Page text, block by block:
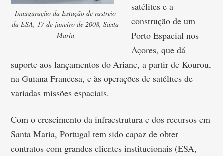
Inauguração da Estação de rastreio
da ESA, 17 de janeiro de 2008, Santa
Maria
satélites e a
construção de um
Porto Espacial nos
Açores, que dá
suporte aos lançamentos do Ariane, a partir de Kourou,
na Guiana Francesa, e às operações de satélites de
variadas missões espaciais.
Com o crescimento da infraestrutura e dos recursos em
Santa Maria, Portugal tem sido capaz de obter
contratos com grandes clientes institucionais (ESA,